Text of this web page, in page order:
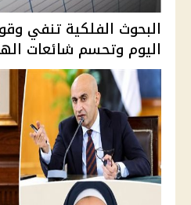
البحوث الفلكية تنفي
اليوم وتحسم شائعات